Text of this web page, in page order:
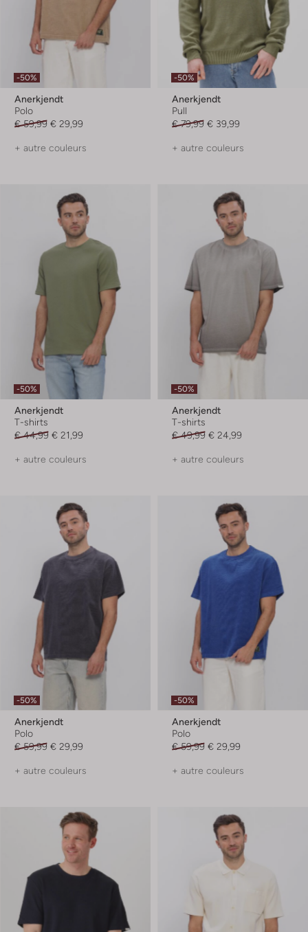
-50%
Anerkjendt
Polo
€ 59,99 € 29,99
+ autre couleurs
-50%
Anerkjendt
Pull
€ 79,99 € 39,99
+ autre couleurs
-50%
Anerkjendt
T-shirts
€ 44,99 € 21,99
+ autre couleurs
-50%
Anerkjendt
T-shirts
€ 49,99 € 24,99
+ autre couleurs
-50%
Anerkjendt
Polo
€ 59,99 € 29,99
+ autre couleurs
-50%
Anerkjendt
Polo
€ 59,99 € 29,99
+ autre couleurs